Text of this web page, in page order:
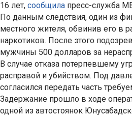
16 лет, сообщила пресс-служба
По данным следствия, один из
местного жителя, обвинив его в
наркотиков. После этого
мужчины 500 долларов за
В случае отказа потерпевшему
расправой и убийством. Под
согласился передать часть
Задержание прошло в ходе
одной из автостоянок